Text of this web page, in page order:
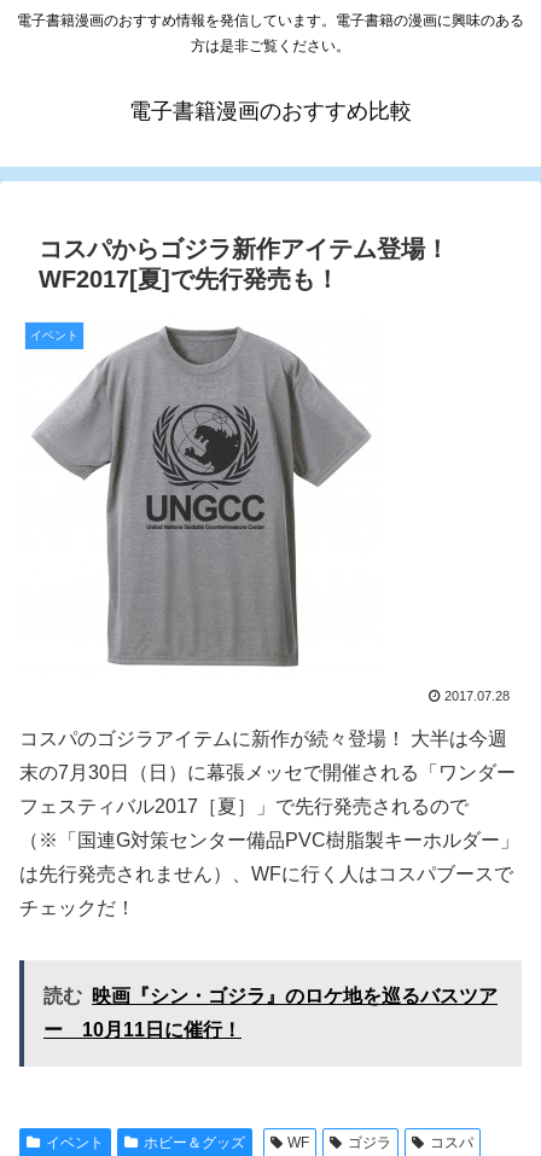
電子書籍漫画のおすすめ情報を発信しています。電子書籍の漫画に興味のある
方は是非ご覧ください。
電子書籍漫画のおすすめ比較
コスパからゴジラ新作アイテム登場！
WF2017[夏]で先行発売も！
イベント
2017.07.28
コスパのゴジラアイテムに新作が続々登場！ 大半は今週
末の7月30日（日）に幕張メッセで開催される「ワンダー
フェスティバル2017［夏］」で先行発売されるので
（※「国連G対策センター備品PVC樹脂製キーホルダー」
は先行発売されません）、WFに行く人はコスパブースで
チェックだ！
読む 映画『シン・ゴジラ』のロケ地を巡るバスツア
ー 10月11日に催行！
イベント ホビー＆グッズ WF ゴジラ
コスパ